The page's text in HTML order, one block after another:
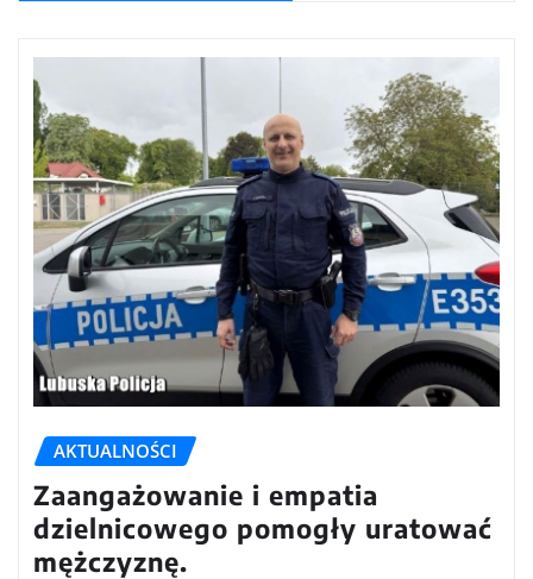
AKTUALNOŚCI
Zaangażowanie i empatia
dzielnicowego pomogły uratować
mężczyznę.